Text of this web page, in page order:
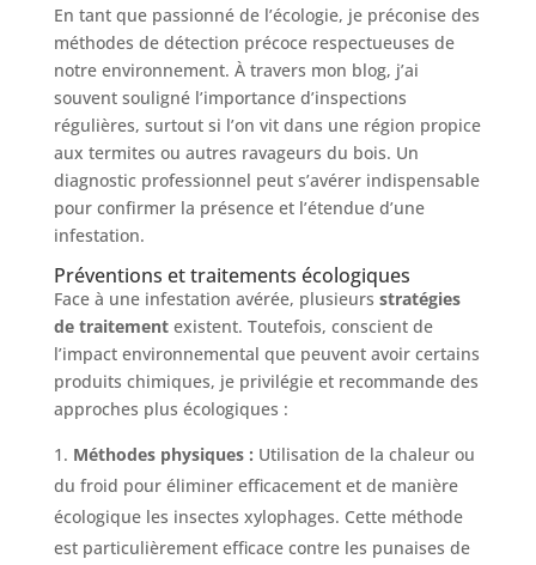
En tant que passionné de l’écologie, je préconise des
méthodes de détection précoce respectueuses de
notre environnement. À travers mon blog, j’ai
souvent souligné l’importance d’inspections
régulières, surtout si l’on vit dans une région propice
aux termites ou autres ravageurs du bois. Un
diagnostic professionnel peut s’avérer indispensable
pour confirmer la présence et l’étendue d’une
infestation.
Préventions et traitements écologiques
Face à une infestation avérée, plusieurs stratégies
de traitementexistent. Toutefois, conscient de
l’impact environnemental que peuvent avoir certains
produits chimiques, je privilégie et recommande des
approches plus écologiques :
Méthodes physiques : Utilisation de la chaleur ou
du froid pour éliminer efficacement et de manière
écologique les insectes xylophages. Cette méthode
est particulièrement efficace contre les punaises de